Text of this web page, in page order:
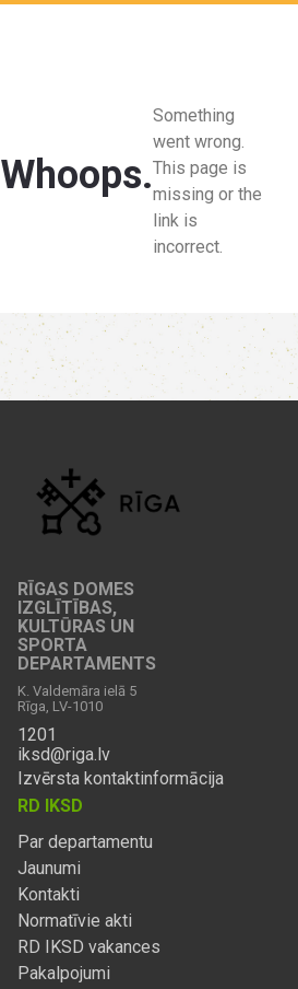
Whoops.
Something
went wrong.
This page is
missing or the
link is
incorrect.
RĪGAS DOMES
IZGLĪTĪBAS,
KULTŪRAS UN
SPORTA
DEPARTAMENTS
K. Valdemāra ielā 5
Rīga, LV-1010
1201
iksd@riga.lv
Izvērsta kontaktinformācija
RD IKSD
Par departamentu
Jaunumi
Kontakti
Normatīvie akti
RD IKSD vakances
Pakalpojumi